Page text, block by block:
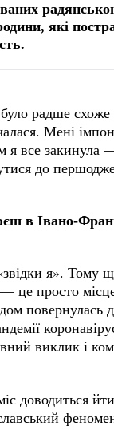
які
радше
Мені
я все
до
в Івано-
я». Тому
це просто
виклик і
доводиться